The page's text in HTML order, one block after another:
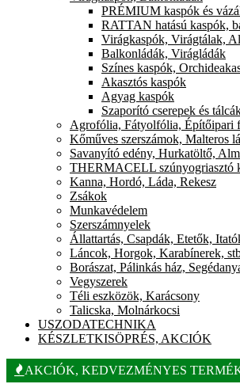
PRÉMIUM kaspók és
RATTAN hatású kaspók,
Virágkaspók, Virágtálak,
Balkonládák, Virágládák
Színes kaspók,
Akasztós kaspók
Agyag kaspók
Szaporító cserepek és
Agrofólia, Fátyolfólia, Építőipari
Kőműves szerszámok, Malteros
Savanyító edény, Hurkatöltő,
THERMACELL szúnyogriasztó
Kanna, Hordó, Láda, Rekesz
Zsákok
Munkavédelem
Szerszámnyelek
Állattartás, Csapdák, Etetők,
Láncok, Horgok, Karabínerek,
Borászat, Pálinkás ház,
Vegyszerek
Téli eszközök, Karácsony
Talicska, Molnárkocsi
USZODATECHNIKA
KÉSZLETKISÖPRÉS, AKCIÓK
AKCIÓK, KEDVEZMÉNYES